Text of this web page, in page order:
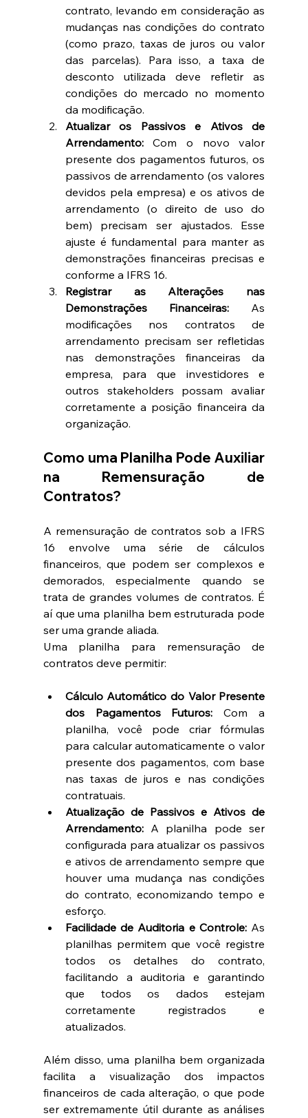
contrato, levando em consideração as
mudanças nas condições do contrato
(como prazo, taxas de juros ou valor
das parcelas). Para isso, a taxa de
desconto utilizada deve refletir as
condições do mercado no momento
da modificação.
Atualizar os Passivos e Ativos de
Arrendamento: Com o novo valor
presente dos pagamentos futuros, os
passivos de arrendamento (os valores
devidos pela empresa) e os ativos de
arrendamento (o direito de uso do
bem) precisam ser ajustados. Esse
ajuste é fundamental para manter as
demonstrações financeiras precisas e
conforme a IFRS 16.
Registrar as Alterações nas
Demonstrações Financeiras: As
modificações nos contratos de
arrendamento precisam ser refletidas
nas demonstrações financeiras da
empresa, para que investidores e
outros stakeholders possam avaliar
corretamente a posição financeira da
organização.
Como uma Planilha Pode Auxiliar
na Remensuração de
Contratos?
A remensuração de contratos sob a IFRS
16 envolve uma série de cálculos
financeiros, que podem ser complexos e
demorados, especialmente quando se
trata de grandes volumes de contratos. É
aí que uma planilha bem estruturada pode
ser uma grande aliada.
Uma planilha para remensuração de
contratos deve permitir:
Cálculo Automático do Valor Presente
dos Pagamentos Futuros: Com a
planilha, você pode criar fórmulas
para calcular automaticamente o valor
presente dos pagamentos, com base
nas taxas de juros e nas condições
contratuais.
Atualização de Passivos e Ativos de
Arrendamento: A planilha pode ser
configurada para atualizar os passivos
e ativos de arrendamento sempre que
houver uma mudança nas condições
do contrato, economizando tempo e
esforço.
Facilidade de Auditoria e Controle: As
planilhas permitem que você registre
todos os detalhes do contrato,
facilitando a auditoria e garantindo
que todos os dados estejam
corretamente registrados e
atualizados.
Além disso, uma planilha bem organizada
facilita a visualização dos impactos
financeiros de cada alteração, o que pode
ser extremamente útil durante as análises